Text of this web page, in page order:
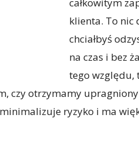
klienta. To nic
chciałbyś
na czas i bez
tego względu,
czy otrzymamy
ryzyko i ma